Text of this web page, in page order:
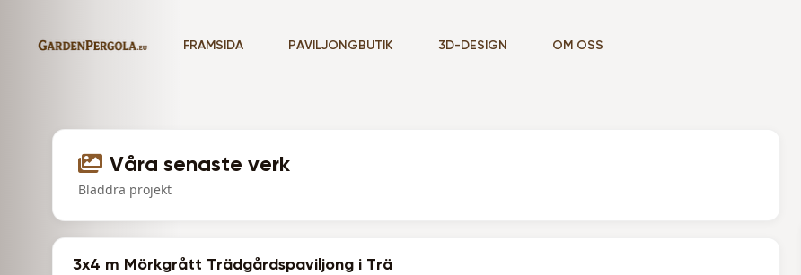
FRAMSIDA PAVILJONGBUTIK 3D-DESIGN OM OSS
Våra senaste verk
Bläddra projekt
3x4 m Mörkgrått Trädgårdspaviljong i Trä